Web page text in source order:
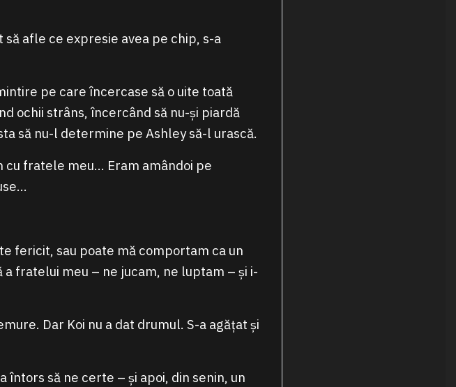
afle ce expresie avea pe chip, s-a
pe care încercase să o uite toată
ochii strâns, încercând să nu-și piardă
să nu-l determine pe Ashley să-l urască.
cu fratele meu… Eram amândoi pe
fericit, sau poate mă comportam ca un
fratelui meu – ne jucam, ne luptam – și i-
Dar Koi nu a dat drumul. S-a agățat și
întors să ne certe – și apoi, din senin, un